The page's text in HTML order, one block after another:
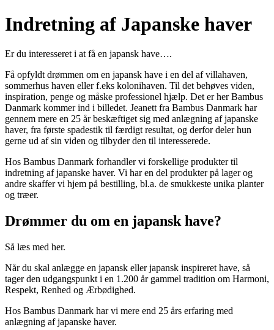
Indretning af Japanske haver
Er du interesseret i at få en japansk have….
Få opfyldt drømmen om en japansk have i en del af villahaven,
sommerhus haven eller f.eks kolonihaven. Til det behøves viden,
inspiration, penge og måske professionel hjælp. Det er her Bambus
Danmark kommer ind i billedet. Jeanett fra Bambus Danmark har
gennem mere en 25 år beskæftiget sig med anlægning af japanske
haver, fra første spadestik til færdigt resultat, og derfor deler hun
gerne ud af sin viden og tilbyder den til interesserede.
Hos Bambus Danmark forhandler vi forskellige produkter til
indretning af japanske haver. Vi har en del produkter på lager og
andre skaffer vi hjem på bestilling, bl.a. de smukkeste unika planter
og træer.
Drømmer du om en japansk have?
Så læs med her.
Når du skal anlægge en japansk eller japansk inspireret have, så
tager den udgangspunkt i en 1.200 år gammel tradition om Harmoni,
Respekt, Renhed og Ærbødighed.
Hos Bambus Danmark har vi mere end 25 års erfaring med
anlægning af japanske haver.